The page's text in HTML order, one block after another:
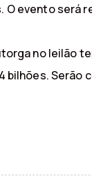
O evento
no leilão
bilhões.